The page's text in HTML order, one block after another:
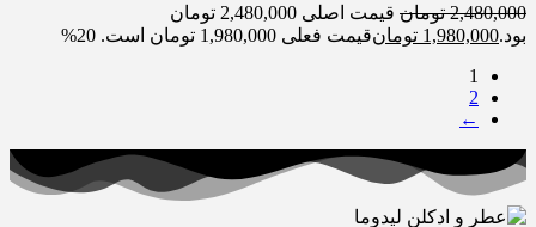
2,480,000 تومان
قیمت اصلی 2,480,000 تومان
بود.1,980,000 تومانقیمت فعلی 1,980,000 تومان است.
20%
1
2
←